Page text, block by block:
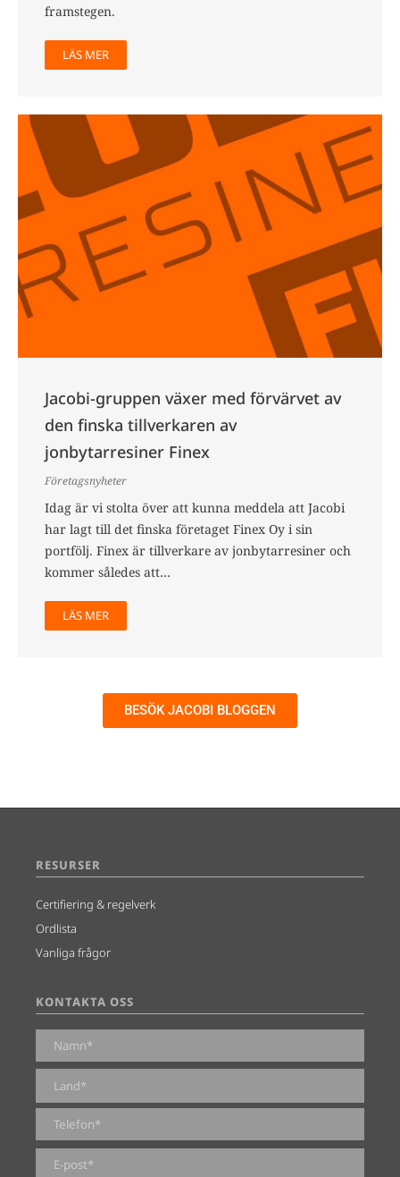
framstegen.
LÄS MER
Jacobi-gruppen växer med förvärvet av
den finska tillverkaren av
jonbytarresiner Finex
Företagsnyheter
Idag är vi stolta över att kunna meddela att Jacobi
har lagt till det finska företaget Finex Oy i sin
portfölj. Finex är tillverkare av jonbytarresiner och
kommer således att…
LÄS MER
BESÖK JACOBI BLOGGEN
RESURSER
Certifiering & regelverk
Ordlista
Vanliga frågor
KONTAKTA OSS
0 av 2000 maximalt antal tecken